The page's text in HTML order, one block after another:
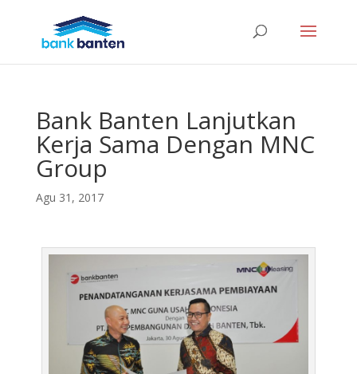
Bank Banten Lanjutkan
Kerja Sama Dengan MNC
Group
Agu 31, 2017